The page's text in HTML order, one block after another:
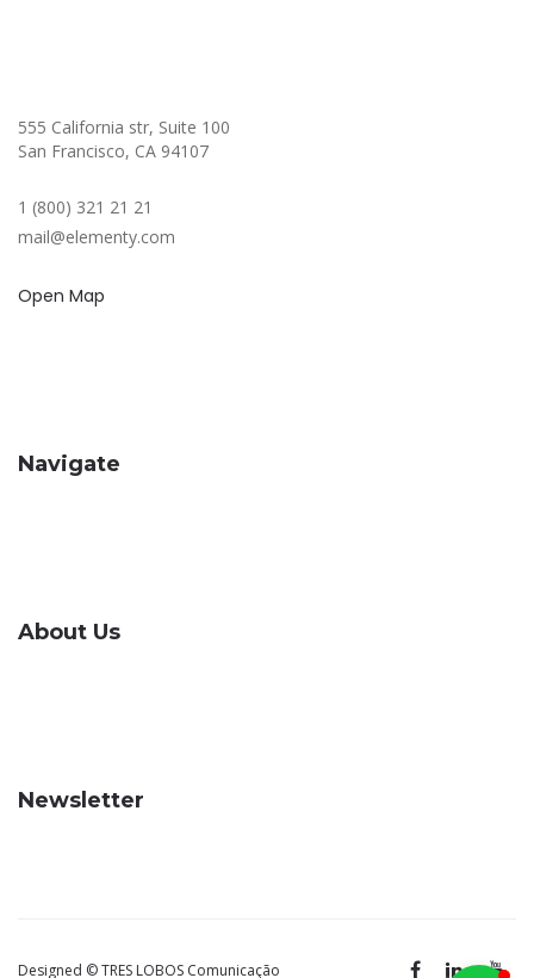
555 California str, Suite 100
San Francisco, CA 94107
1 (800) 321 21 21
mail@elementy.com
Open Map
Navigate
About Us
Newsletter
Designed © TRES LOBOS Comunicação